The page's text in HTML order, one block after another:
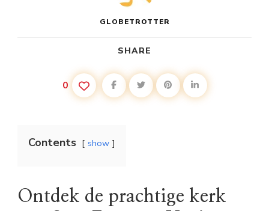
GLOBETROTTER
SHARE
0
Contents show
Ontdek de prachtige kerk